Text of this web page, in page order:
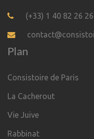
(+33) 1 40 82 26 26
Plan
Consistoire de Paris
La Cacherout
Vie Juive
Rabbinat